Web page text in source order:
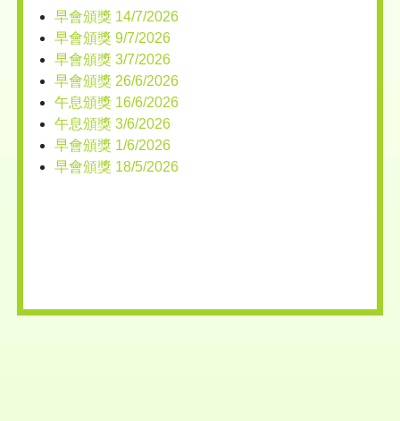
早會頒獎 14/7/2026
早會頒獎 9/7/2026
早會頒獎 3/7/2026
早會頒獎 26/6/2026
午息頒獎 16/6/2026
午息頒獎 3/6/2026
早會頒獎 1/6/2026
早會頒獎 18/5/2026